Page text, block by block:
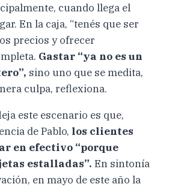
cuando llega el
En la caja, “tenés que ser
precios y ofrecer
Gastar “ya no es un
sino uno que se medita,
culpa, reflexiona.
este escenario es que,
de Pablo, los clientes
en efectivo “porque
estalladas”. En sintonía
en mayo de este año la